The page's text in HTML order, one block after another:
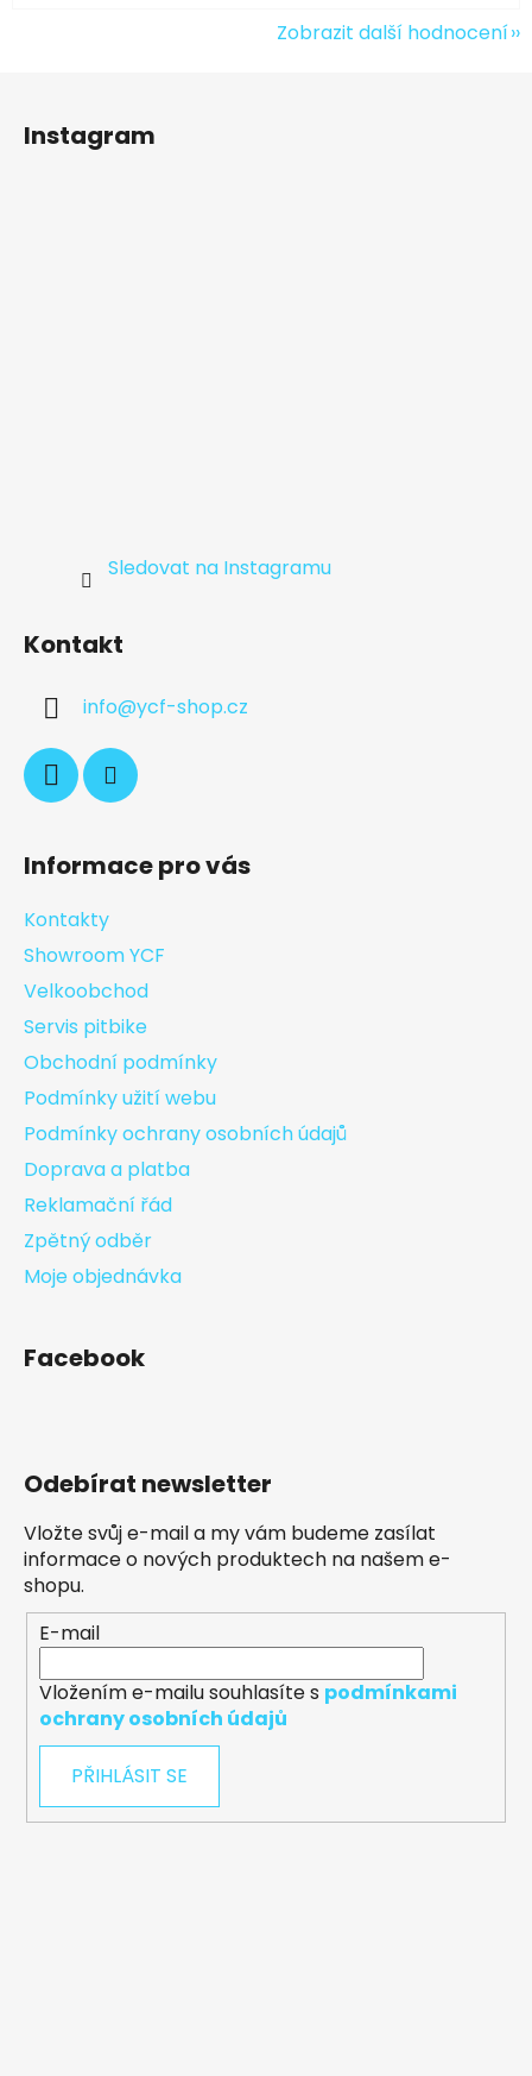
Zobrazit další hodnocení
Instagram
Sledovat na Instagramu
Kontakt
info@ycf-shop.cz
Informace pro vás
Kontakty
Showroom YCF
Velkoobchod
Servis pitbike
Obchodní podmínky
Podmínky užití webu
Podmínky ochrany osobních údajů
Doprava a platba
Reklamační řád
Zpětný odběr
Moje objednávka
Facebook
Odebírat newsletter
Vložte svůj e-mail a my vám budeme zasílat
informace o nových produktech na našem e-
shopu.
E-mail
Vložením e-mailu souhlasíte s podmínkami
ochrany osobních údajů
PŘIHLÁSIT SE